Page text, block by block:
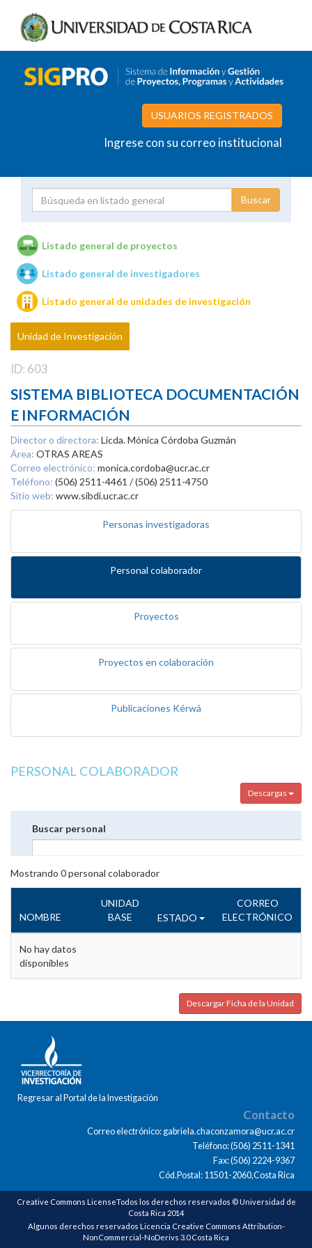
USUARIOS REGISTRADOS
Ingrese con su correo institucional
Unidades de investigación
Listado general de proyectos
Listado general de investigadores
Listado general de unidades de investigación
Unidad de Investigación
ID: 603
SISTEMA BIBLIOTECA DOCUMENTACIÓN
E INFORMACIÓN
Director o directora: Licda. Mónica Córdoba Guzmán
Área: OTRAS AREAS
Correo electrónico: monica.cordoba@ucr.ac.cr
Teléfono: (506) 2511-4461 / (506) 2511-4750
Sitio web: www.sibdi.ucr.ac.cr
Personas investigadoras
Personal colaborador
Proyectos
Proyectos en colaboración
Publicaciones Kérwá
PERSONAL COLABORADOR
Descargas
Buscar personal
Mostrando 0personal colaborador
NOMBRE
UNIDAD
BASE
ESTADO
CORREO
ELECTRÓNICO
No hay datos
disponibles
Descargar Ficha de la Unidad
Regresar al Portal de la Investigación
Contacto
Correo electrónico: gabriela.chaconzamora@ucr.ac.cr
Teléfono: (506) 2511-1341
Fax: (506) 2224-9367
Cód.Postal: 11501-2060,Costa Rica
Creative Commons LicenseTodos los derechos reservados © Universidad de
Costa Rica 2014
Algunos derechos reservados Licencia Creative Commons Attribution-
NonCommercial-NoDerivs 3.0 Costa Rica